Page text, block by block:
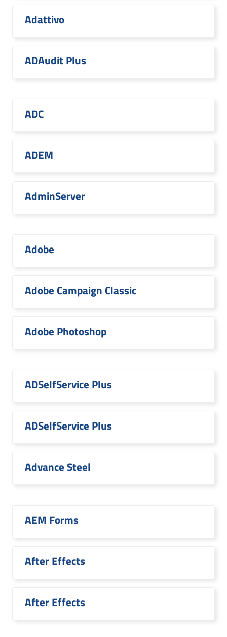
Adattivo
ADAudit Plus
ADC
ADEM
AdminServer
Adobe
Adobe Campaign Classic
Adobe Photoshop
ADSelfService Plus
ADSelfService Plus
Advance Steel
AEM Forms
After Effects
After Effects